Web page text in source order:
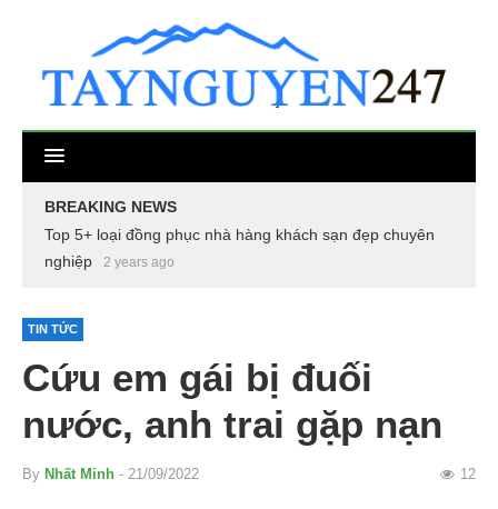
BREAKING NEWS
Top 5+ loại đồng phục nhà hàng khách sạn đẹp chuyên
nghiệp
2 years ago
TIN TỨC
Cứu em gái bị đuối
nước, anh trai gặp nạn
By Nhất Minh - 21/09/2022 12